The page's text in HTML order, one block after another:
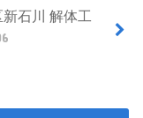
石川 解体工